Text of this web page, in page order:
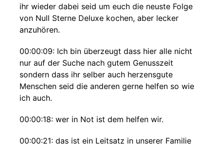
ihr wieder dabei seid um euch die neuste Folge
von Null Sterne Deluxe kochen, aber lecker
anzuhören.
00:00:09: Ich bin überzeugt dass hier alle nicht
nur auf der Suche nach gutem Genusszeit
sondern dass ihr selber auch herzensgute
Menschen seid die anderen gerne helfen so wie
ich auch.
00:00:18: wer in Not ist dem helfen wir.
00:00:21: das ist ein Leitsatz in unserer Familie